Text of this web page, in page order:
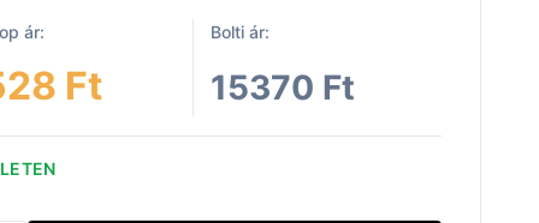
ár: Bolti ár:
Ft 15370 Ft